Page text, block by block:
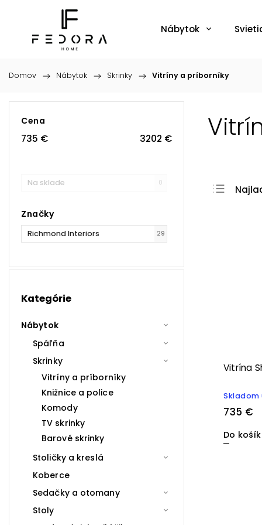
Nábytok
Domov / Nábytok / Skrinky / Vitríny a príborníky
Cena
735 € 3202 €
Na sklade 0
Značky
Richmond Interiors 29
Kategórie
Nábytok
Spáľňa
Skrinky
Vitríny a príborníky
Knižnice a police
Komody
TV skrinky
Barové skrinky
Stoličky a kreslá
Koberce
Sedačky a otomany
Stoly
Vitrína
735 €
Do